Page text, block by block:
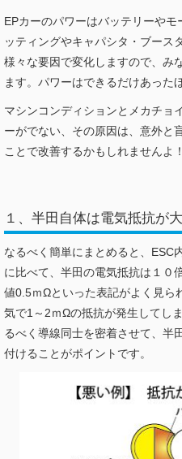
EPカーのパワーはバッテリーや
ッティングやキャパシタ・ブース
様々な要因で変化しますので、み
ます。パワーはできるだけあった
マシンコンディションとメカチョ
ーがでない、その原因は、意外と
ことで改善するかもしれませんよ！
１、半田自体は電気抵抗が
なるべく簡単にまとめると、ESC
に比べて、半田の電気抵抗は１０
値0.5ｍΩといった表記がよく見ら
気で1～2ｍΩの抵抗が発生してし
るべく導線同士を密着させて、半
付けることがポイントです。